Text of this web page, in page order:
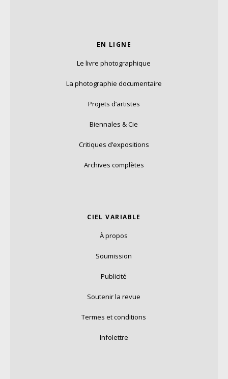
EN LIGNE
Le livre photographique
La photographie documentaire
Projets d’artistes
Biennales & Cie
Critiques d’expositions
Archives complètes
CIEL VARIABLE
À propos
Soumission
Publicité
Soutenir la revue
Termes et conditions
Infolettre